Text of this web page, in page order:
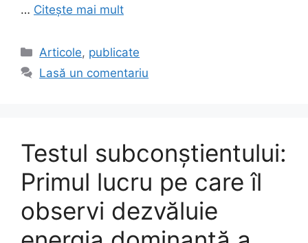
… Citește mai mult
Categorii
Articole, publicate
Lasă un comentariu
Testul subconștientului:
Primul lucru pe care îl
observi dezvăluie